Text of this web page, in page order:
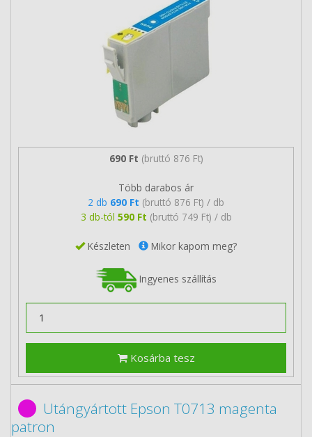
690 Ft (bruttó 876 Ft)
Több darabos ár
2 db 690 Ft (bruttó 876 Ft) / db
3 db-tól 590 Ft (bruttó 749 Ft) / db
Készleten Mikor kapom meg?
Ingyenes szállítás
Kosárba tesz
Utángyártott Epson T0713 magenta
patron